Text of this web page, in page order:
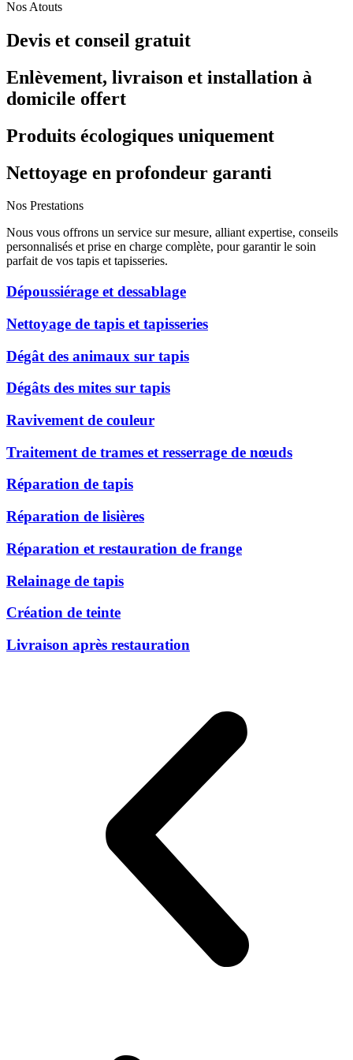
Nos Atouts
Devis et conseil gratuit
Enlèvement, livraison et installation à
domicile offert
Produits écologiques uniquement
Nettoyage en profondeur garanti
Nos Prestations
Nous vous offrons un service sur mesure, alliant expertise, conseils
personnalisés et prise en charge complète, pour garantir le soin
parfait de vos tapis et tapisseries.
Dépoussiérage et dessablage
Nettoyage de tapis et tapisseries
Dégât des animaux sur tapis
Dégâts des mites sur tapis
Ravivement de couleur
Traitement de trames et resserrage de nœuds
Réparation de tapis
Réparation de lisières
Réparation et restauration de frange
Relainage de tapis
Création de teinte
Livraison après restauration